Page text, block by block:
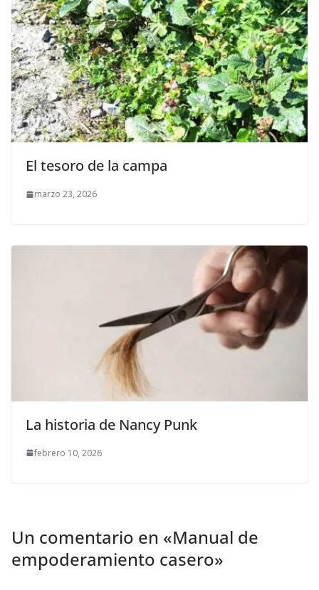
El tesoro de la campa
marzo 23, 2026
La historia de Nancy Punk
febrero 10, 2026
Un comentario en «Manual de
empoderamiento casero»